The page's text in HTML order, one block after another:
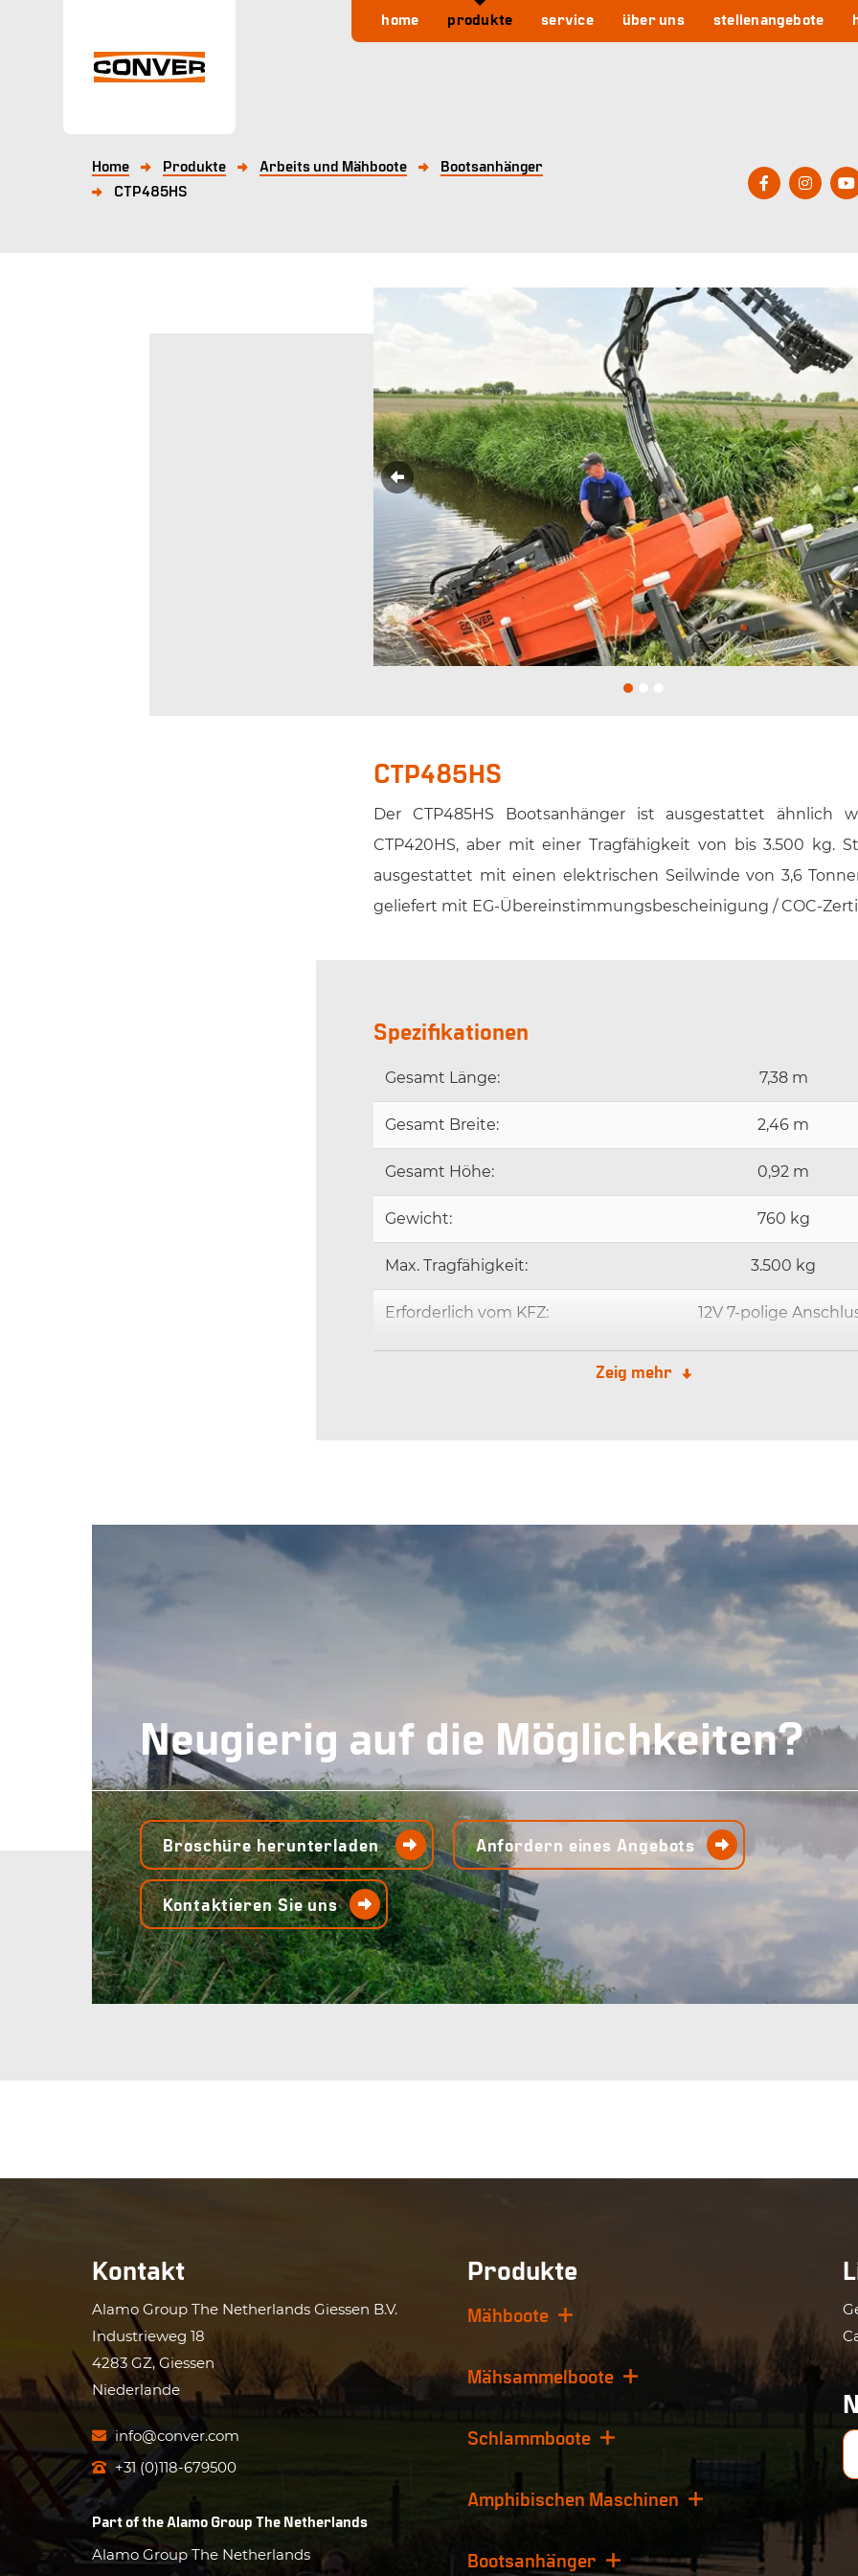
home produkte service über uns stellenangebote
Home Produkte Arbeits und Mähboote
Bootsanhänger
CTP485HS
CTP485HS
Der CTP485HS Bootsanhänger ist ausgestattet ähnlich
CTP420HS, aber mit einer Tragfähigkeit von bis 3.500 kg.
ausgestattet mit einen elektrischen Seilwinde von 3,6
geliefert mit EG-Übereinstimmungsbescheinigung / COC-
Spezifikationen
Gesamt Länge: 7,38 m
Gesamt Breite: 2,46 m
Gesamt Höhe: 0,92 m
Gewicht: 760 kg
Max. Tragfähigkeit: 3.500 kg
Erforderlich vom KFZ: 12V 7-polige
Zeig mehr
Neugierig auf die Möglichkeiten?
Broschüre herunterladen Anfordern eines Angebots
Kontaktieren Sie uns
Kontakt
Alamo Group The Netherlands Giessen B.V.
Industrieweg 18
4283 GZ, Giessen
Niederlande
info@conver.com
+31 (0)118-679500
Part of theAlamo Group The Netherlands
Alamo Group The Netherlands
Produkte
Mähboote
Mähsammelboote
Schlammboote
Amphibischen Maschinen
Bootsanhänger